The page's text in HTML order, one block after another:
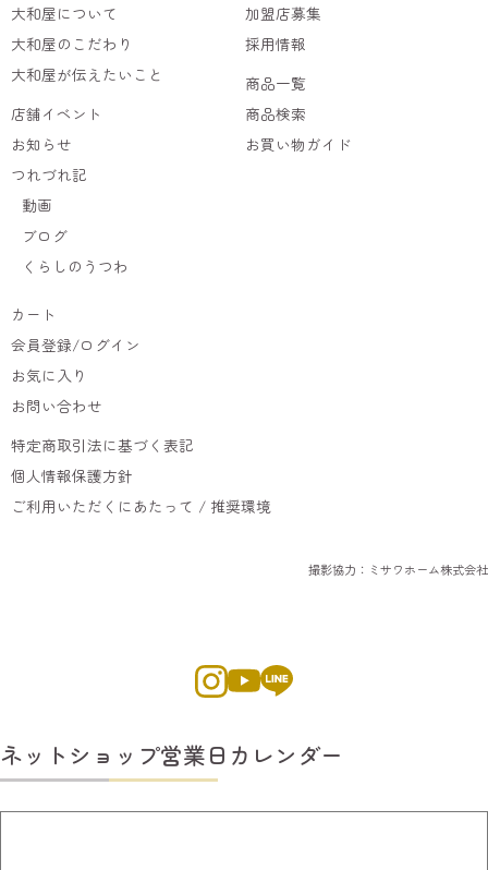
大和屋について
大和屋のこだわり
大和屋が伝えたいこと
店舗イベント
お知らせ
つれづれ記
動画
ブログ
くらしのうつわ
加盟店募集
採用情報
商品一覧
商品検索
お買い物ガイド
カート
会員登録/ログイン
お気に入り
お問い合わせ
特定商取引法に基づく表記
個人情報保護方針
ご利用いただくにあたって / 推奨環境
撮影協力：ミサワホーム株式会社
ネットショップ営業日カレンダー